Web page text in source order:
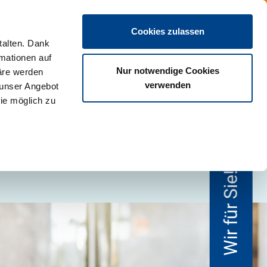
Dank
auf
werden
Angebot
möglich zu
Cookies zulassen
Nur notwendige Cookies
verwenden
Wir für Sie!